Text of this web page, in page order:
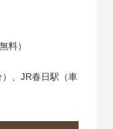
料）
、JR春日駅（車